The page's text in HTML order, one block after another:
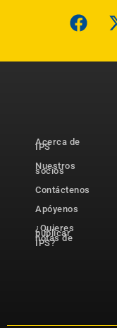
Acerca de
IPS
Nuestros
socios
Contáctenos
Apóyenos
¿Quieres
publicar
notas de
IPS?